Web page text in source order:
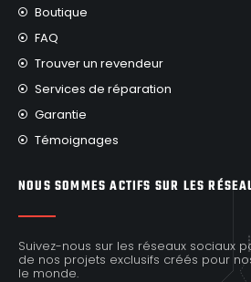
Boutique
FAQ
Trouver un revendeur
Services de réparation
Garantie
Témoignages
NOUS SOMMES ACTIFS SUR LES
Suivez-nous sur les réseaux sociaux
de nos projets exclusifs créés pour
le monde.